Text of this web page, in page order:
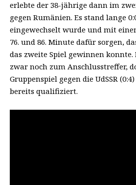
erlebte der 38-jährige dann im
gegen Rumänien. Es stand lange
eingewechselt wurde und mit
76. und 86. Minute dafür sorgen,
das zweite Spiel gewinnen
zwar noch zum Anschlusstreffer,
Gruppenspiel gegen die UdSSR
bereits qualifiziert.